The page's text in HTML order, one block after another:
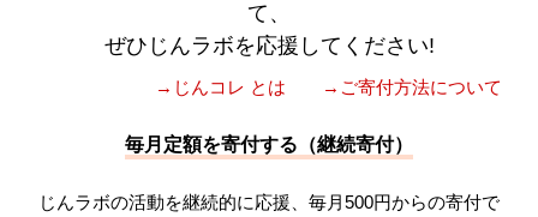
て、
ぜひじんラボを応援してください!
→じんコレ とは →ご寄付方法について
毎月定額を寄付する（継続寄付）
じんラボの活動を継続的に応援、毎月500円からの寄付で